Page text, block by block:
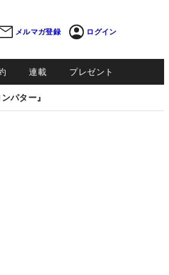
メルマガ登録 ログイン
連載 プレゼント
パター』